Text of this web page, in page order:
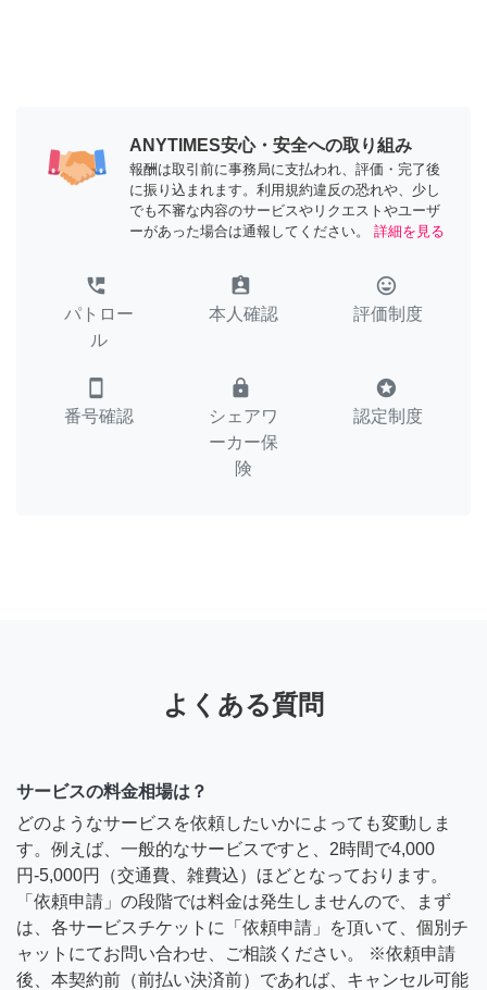
ANYTIMES安心・安全への取り組み
報酬は取引前に事務局に支払われ、評価・完了後
に振り込まれます。利用規約違反の恐れや、少し
でも不審な内容のサービスやリクエストやユーザ
ーがあった場合は通報してください。
詳細を見る
perm_phone_msg
パトロー
ル
assignment_ind
本人確認
tag_faces
評価制度
smartphone
番号確認
lock
シェアワ
ーカー保
険
stars
認定制度
よくある質問
サービスの料金相場は？
どのようなサービスを依頼したいかによっても変動しま
す。例えば、一般的なサービスですと、2時間で4,000
円-5,000円（交通費、雑費込）ほどとなっております。
「依頼申請」の段階では料金は発生しませんので、まず
は、各サービスチケットに「依頼申請」を頂いて、個別チ
ャットにてお問い合わせ、ご相談ください。 ※依頼申請
後、本契約前（前払い決済前）であれば、キャンセル可能